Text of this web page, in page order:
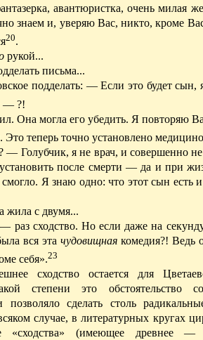
авантюристка, очень милая
знаем и, уверяю Вас, никто, кроме
20.
рукой...
письма...
подделать: — Если это будет сын,
— ?!
Она могла его убедить. Я повторяю
Это теперь точно установлено
— Голубчик, я не врач, и совершенно
после смерти — да и при
Я знаю одно: что этот сын есть
жила с двумя...
раз сходство. Но если даже на
вся эта чудовищная комедия?! Ведь
себя».23
сходство остается для
степени это обстоятельство
и позволяло сделать столь
случае, в литературных кругах
«сходства» (имеющее древнее